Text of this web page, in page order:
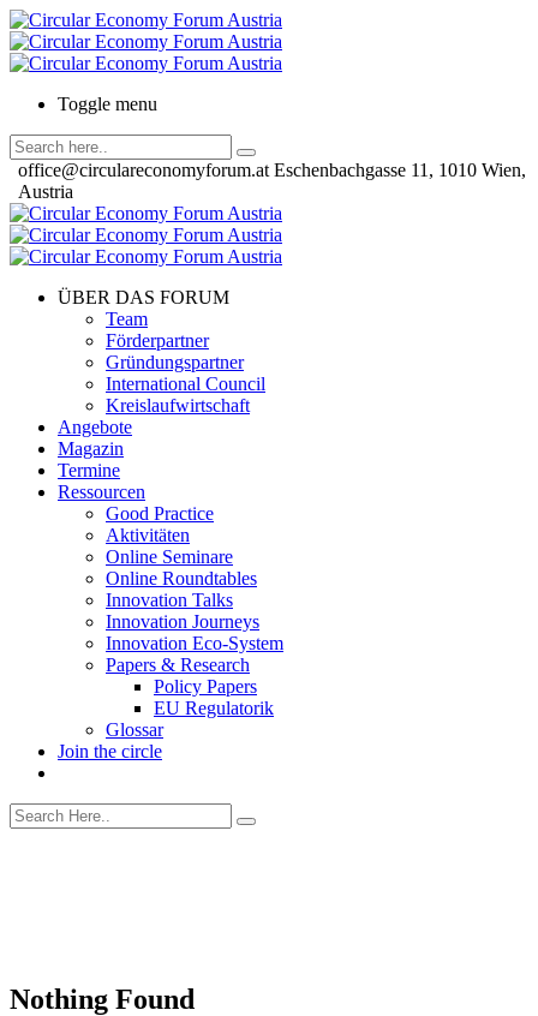
Toggle menu
office@circulareconomyforum.at Eschenbachgasse 11, 1010 Wien,
Austria
ÜBER DAS FORUM
Team
Förderpartner
Gründungspartner
International Council
Kreislaufwirtschaft
Angebote
Magazin
Termine
Ressourcen
Good Practice
Aktivitäten
Online Seminare
Online Roundtables
Innovation Talks
Innovation Journeys
Innovation Eco-System
Papers & Research
Policy Papers
EU Regulatorik
Glossar
Join the circle
Nothing Found